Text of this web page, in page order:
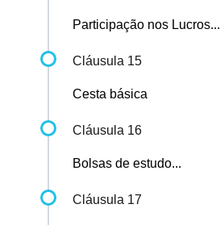
Participação nos Lucros...
Cláusula 15
Cesta básica
Cláusula 16
Bolsas de estudo...
Cláusula 17